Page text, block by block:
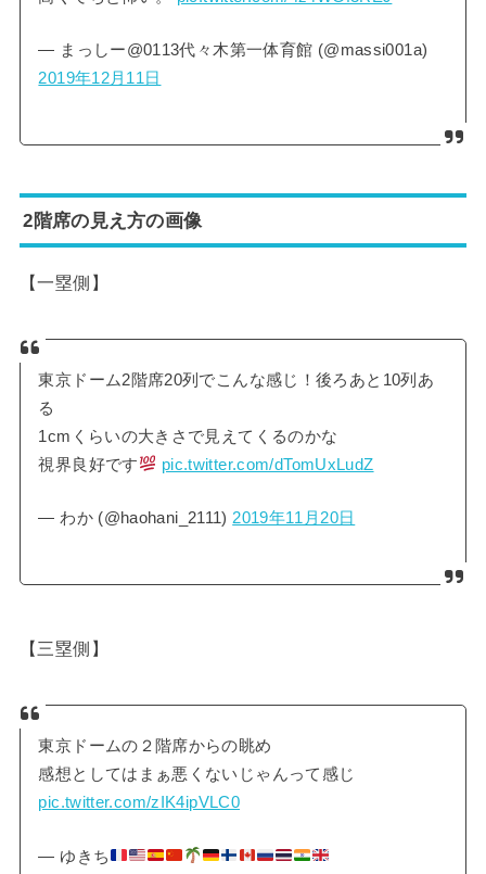
— まっしー@0113代々木第一体育館 (@massi001a)
2019年12月11日
2階席の見え方の画像
【一塁側】
東京ドーム2階席20列でこんな感じ！後ろあと10列あ
る
1cmくらいの大きさで見えてくるのかな
視界良好です
pic.twitter.com/dTomUxLudZ
— わか (@haohani_2111)2019年11月20日
【三塁側】
東京ドームの２階席からの眺め
感想としてはまぁ悪くないじゃんって感じ
pic.twitter.com/zIK4ipVLC0
— ゆきち